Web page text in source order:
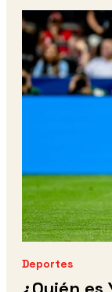
Deportes